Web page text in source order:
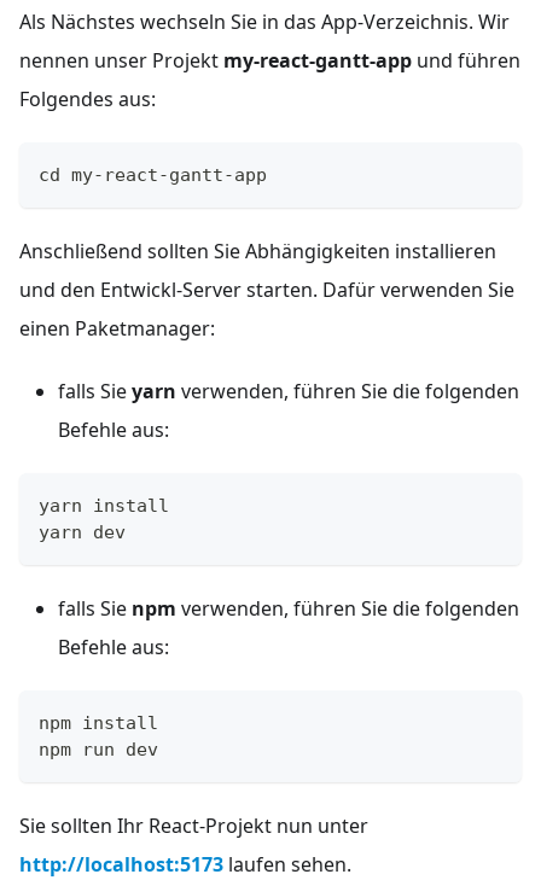
Als Nächstes wechseln Sie in das App-Verzeichnis. Wir
nennen unser Projekt my-react-gantt-app und führen
Folgendes aus:
cd my-react-gantt-app
Anschließend sollten Sie Abhängigkeiten installieren
und den Entwickl-Server starten. Dafür verwenden Sie
einen Paketmanager:
falls Sieyarn verwenden, führen Sie die folgenden
Befehle aus:
yarn install
yarn dev
falls Sie npm verwenden, führen Sie die folgenden
Befehle aus:
npm install
npm run dev
Sie sollten Ihr React-Projekt nun unter
http://localhost:5173 laufen sehen.